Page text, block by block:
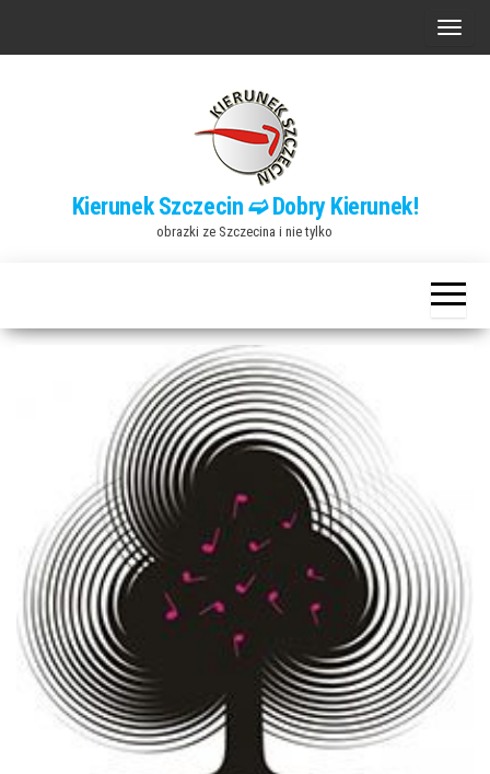
P
n
a
w
Kierunek Szczecin ➫ Dobry Kierunek!
obrazki ze Szczecina i nie tylko